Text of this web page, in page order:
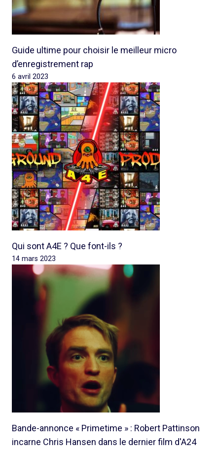
Guide ultime pour choisir le meilleur micro
d’enregistrement rap
6 avril 2023
Qui sont A4E ? Que font-ils ?
14 mars 2023
Bande-annonce « Primetime » : Robert Pattinson
incarne Chris Hansen dans le dernier film d'A24